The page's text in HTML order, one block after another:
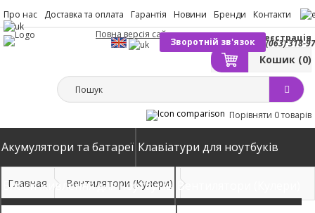
Про нас Доставка та оплата Гарантія Новини Бренди Контакти
(063) 318-
Зворотній зв'язок
Вхід Реєстрація
Кошик (0)
Повна версія сайту
Порівняти 0 товарів
Акумулятори та батареї Клавіатури для ноутбуків
Блоки живлення для ноутбуків Вентилятори (Кулери)
Главная Вентилятори (Кулери)